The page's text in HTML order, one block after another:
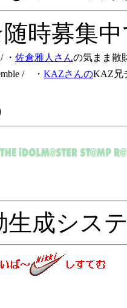
時募集
/ ・ 佐倉雅人さんの気まま散
/ ・ KAZさんのKAZ兄
生成シス